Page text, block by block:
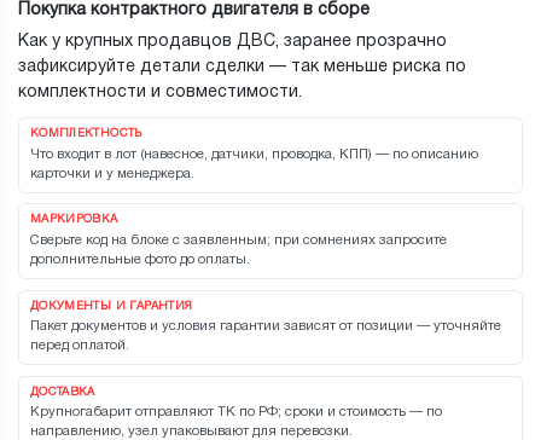
Покупка контрактного двигателя в сборе
Как у крупных продавцов ДВС, заранее прозрачно
зафиксируйте детали сделки — так меньше риска по
комплектности и совместимости.
КОМПЛЕКТНОСТЬ
Что входит в лот (навесное, датчики, проводка, КПП) — по описанию
карточки и у менеджера.
МАРКИРОВКА
Сверьте код на блоке с заявленным; при сомнениях запросите
дополнительные фото до оплаты.
ДОКУМЕНТЫ И ГАРАНТИЯ
Пакет документов и условия гарантии зависят от позиции — уточняйте
перед оплатой.
ДОСТАВКА
Крупногабарит отправляют ТК по РФ; сроки и стоимость — по
направлению, узел упаковывают для перевозки.